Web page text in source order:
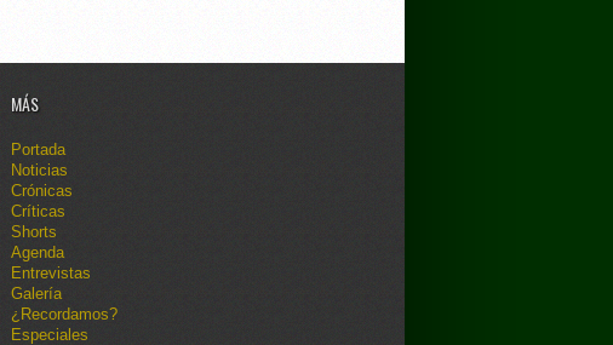
MÁS
Portada
Noticias
Crónicas
Críticas
Shorts
Agenda
Entrevistas
Galería
¿Recordamos?
Especiales